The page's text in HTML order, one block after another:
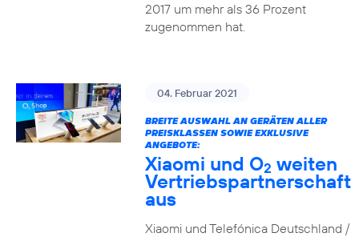
2017 um mehr als 36 Prozent
zugenommen hat.
04. Februar 2021
BREITE AUSWAHL AN GERÄTEN ALLER
PREISKLASSEN SOWIE EXKLUSIVE
ANGEBOTE:
Xiaomi und O2 weiten
Vertriebspartnerschaft
aus
Xiaomi und Telefónica Deutschland /